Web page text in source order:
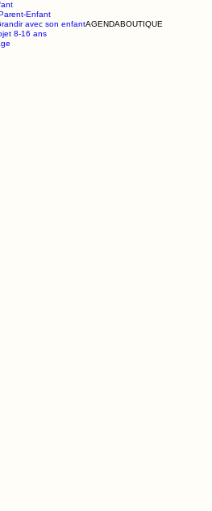
Enfant
avec son enfant
8-16 ans
AGENDABOUTIQUE